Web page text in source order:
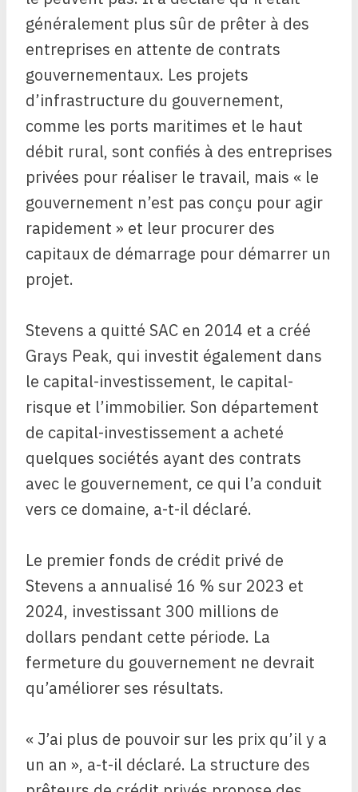
généralement plus sûr de prêter à des
entreprises en attente de contrats
gouvernementaux. Les projets
d’infrastructure du gouvernement,
comme les ports maritimes et le haut
débit rural, sont confiés à des entreprises
privées pour réaliser le travail, mais « le
gouvernement n’est pas conçu pour agir
rapidement » et leur procurer des
capitaux de démarrage pour démarrer un
projet.
Stevens a quitté SAC en 2014 et a créé
Grays Peak, qui investit également dans
le capital-investissement, le capital-
risque et l’immobilier. Son département
de capital-investissement a acheté
quelques sociétés ayant des contrats
avec le gouvernement, ce qui l’a conduit
vers ce domaine, a-t-il déclaré.
Le premier fonds de crédit privé de
Stevens a annualisé 16 % sur 2023 et
2024, investissant 300 millions de
dollars pendant cette période. La
fermeture du gouvernement ne devrait
qu’améliorer ses résultats.
« J’ai plus de pouvoir sur les prix qu’il y a
un an », a-t-il déclaré. La structure des